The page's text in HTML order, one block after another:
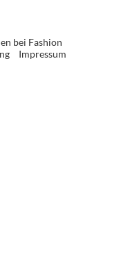
bei Fashion
Impressum